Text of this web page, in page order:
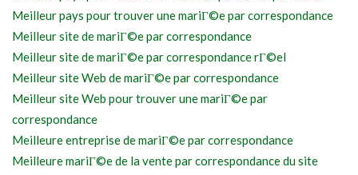
Meilleur pays pour trouver une mariГ©e par correspondance
Meilleur site de mariГ©e par correspondance
Meilleur site de mariГ©e par correspondance rГ©el
Meilleur site Web de mariГ©e par correspondance
Meilleur site Web pour trouver une mariГ©e par
correspondance
Meilleure entreprise de mariГ©e par correspondance
Meilleure mariГ©e de la vente par correspondance du site